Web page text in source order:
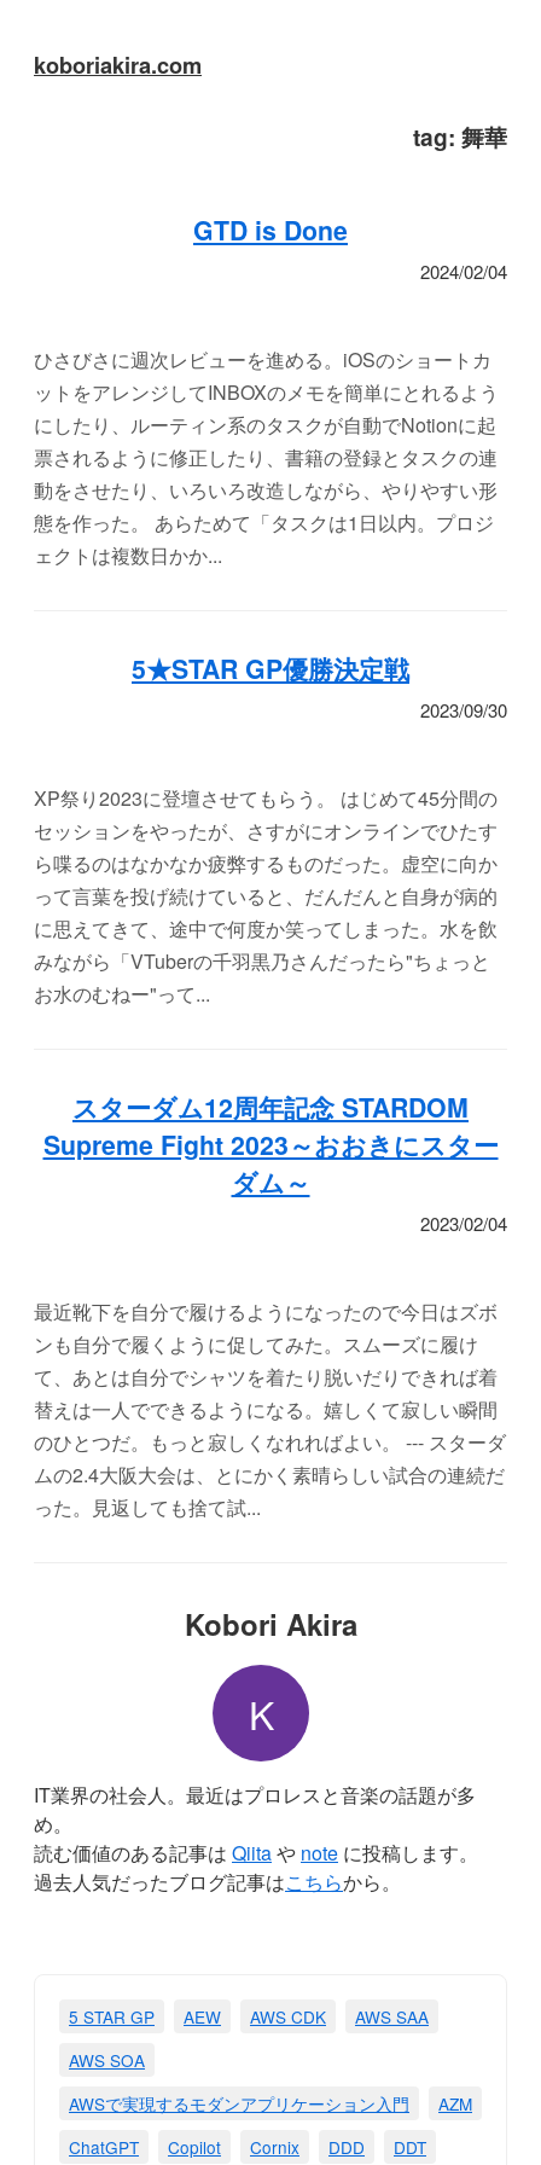
koboriakira.com
tag: 舞華
GTD is Done
2024/02/04
ひさびさに週次レビューを進める。iOSのショートカ
ットをアレンジしてINBOXのメモを簡単にとれるよう
にしたり、ルーティン系のタスクが自動でNotionに起
票されるように修正したり、書籍の登録とタスクの連
動をさせたり、いろいろ改造しながら、やりやすい形
態を作った。 あらためて「タスクは1日以内。プロジ
ェクトは複数日かか...
5★STAR GP優勝決定戦
2023/09/30
XP祭り2023に登壇させてもらう。 はじめて45分間の
セッションをやったが、さすがにオンラインでひたす
ら喋るのはなかなか疲弊するものだった。虚空に向か
って言葉を投げ続けていると、だんだんと自身が病的
に思えてきて、途中で何度か笑ってしまった。水を飲
みながら「VTuberの千羽黒乃さんだったら"ちょっと
お水のむねー"って...
スターダム12周年記念 STARDOM
Supreme Fight 2023～おおきにスター
ダム～
2023/02/04
最近靴下を自分で履けるようになったので今日はズボ
ンも自分で履くように促してみた。スムーズに履け
て、あとは自分でシャツを着たり脱いだりできれば着
替えは一人でできるようになる。嬉しくて寂しい瞬間
のひとつだ。もっと寂しくなれればよい。 --- スターダ
ムの2.4大阪大会は、とにかく素晴らしい試合の連続だ
った。見返しても捨て試...
Kobori Akira
K
IT業界の社会人。最近はプロレスと音楽の話題が多
め。
読む価値のある記事は Qiitaや note に投稿します。
過去人気だったブログ記事はこちらから。
5 STAR GP AEW AWS CDK
AWS SAA
AWS SOA
AWSで実現するモダンアプリケーション入門
AZM
ChatGPT
Copilot Cornix DDD DDT